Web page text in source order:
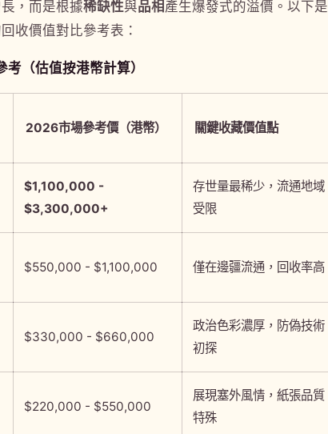
，而是根據稀缺性與品相 產生爆發式的溢價。以下是
收價值對比參考表：
（估值按港幣計算）
2026市場參考價（港幣） 關鍵收藏價值點
$1,100,000 -
$3,300,000+
存世量最稀少，流通地域
受限
$550,000 - $1,100,000 僅在邊疆流通，回收率高
$330,000 - $660,000
政治色彩濃厚，防偽技術
初探
$220,000 - $550,000
展現塞外風情，紙張品質
特殊